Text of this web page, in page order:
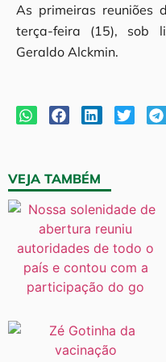
As primeiras reuniões
terça-feira (15), sob
Geraldo Alckmin.
VEJA TAMBÉM